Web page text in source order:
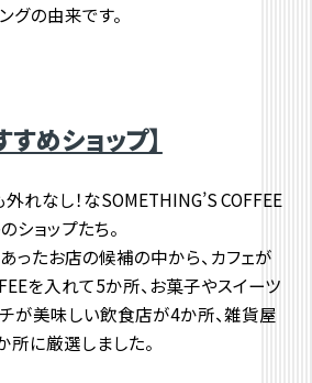
グの由来です。
めショップ】
れなし！なSOMETHING’S COFFEE
ショップたち。
ったお店の候補の中から、カフェが
を入れて5か所、お菓子やスイーツ
が美味しい飲食店が4か所、雑貨屋
に厳選しました。